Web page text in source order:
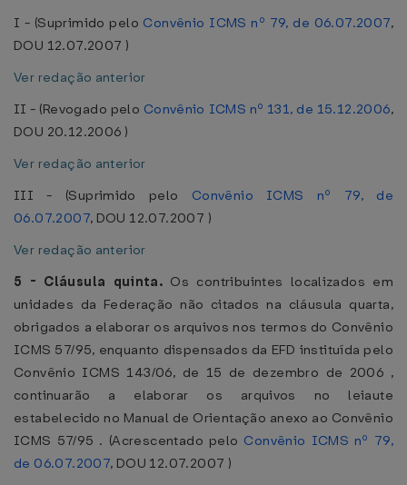
I - (Suprimido pelo Convênio ICMS nº 79, de 06.07.2007,
DOU 12.07.2007 )
Ver redação anterior
II - (Revogado pelo Convênio ICMS nº 131, de 15.12.2006,
DOU 20.12.2006 )
Ver redação anterior
III - (Suprimido pelo Convênio ICMS nº 79, de
06.07.2007, DOU 12.07.2007 )
Ver redação anterior
5 - Cláusula quinta. Os contribuintes localizados em
unidades da Federação não citados na cláusula quarta,
obrigados a elaborar os arquivos nos termos do Convênio
ICMS 57/95, enquanto dispensados da EFD instituída pelo
Convênio ICMS 143/06, de 15 de dezembro de 2006 ,
continuarão a elaborar os arquivos no leiaute
estabelecido no Manual de Orientação anexo ao Convênio
ICMS 57/95 . (Acrescentado pelo Convênio ICMS nº 79,
de 06.07.2007, DOU 12.07.2007 )